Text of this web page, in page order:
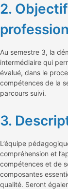
2.
Au semestre 3, la
intermédiaire qui
évalué, dans le
compétences de la
parcours suivi.
3.
L’équipe
compréhension et
compétences et de
composantes
qualité. Seront